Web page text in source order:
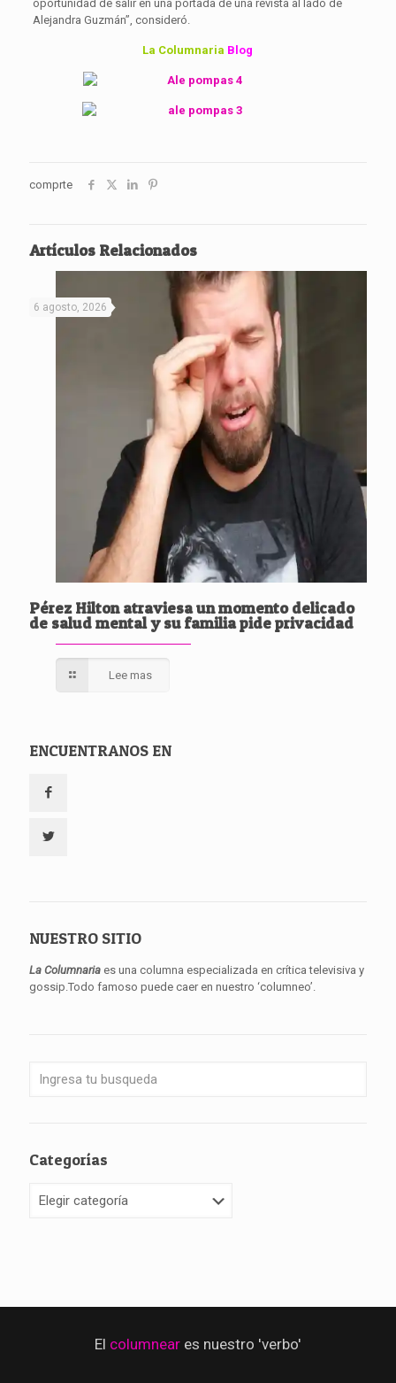
oportunidad de salir en una portada de una revista al lado de
Alejandra Guzmán”, consideró.
La Columnaria Blog
comprte
Artículos Relacionados
6 agosto, 2026
Pérez Hilton atraviesa un momento delicado
de salud mental y su familia pide privacidad
Lee mas
ENCUENTRANOS EN
NUESTRO SITIO
La Columnaria es una columna especializada en crítica televisiva y
gossip.Todo famoso puede caer en nuestro ‘columneo’.
Categorías
El columnear es nuestro 'verbo'